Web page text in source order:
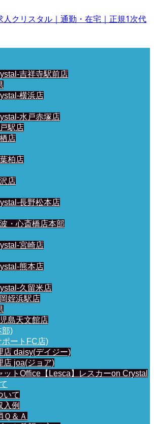
吉祥寺駅前店
横浜店
水戸赤塚店
駅店
店
柏店
店
長野松本店
・心斎橋店本部
宮崎店
熊本店
久留米店
姪浜駅店
島天文館店
部)
ートFC店)
店 daisy(デイジー)
店 joa(ジョア)
ットOffice【Lesca】レスカーon Crystal
いて
入例
Ｑ＆Ａ